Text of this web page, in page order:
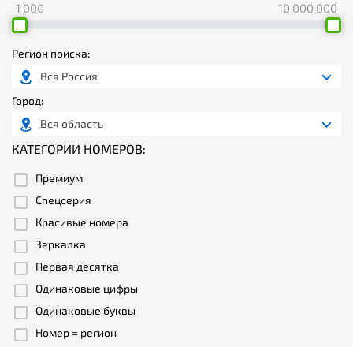
1 000 10 000 000
Регион поиска:
Вся Россия
Город:
Вся область
КАТЕГОРИИ НОМЕРОВ:
Премиум
Спецсерия
Красивые номера
Зеркалка
Первая десятка
Одинаковые цифры
Одинаковые буквы
Номер = регион